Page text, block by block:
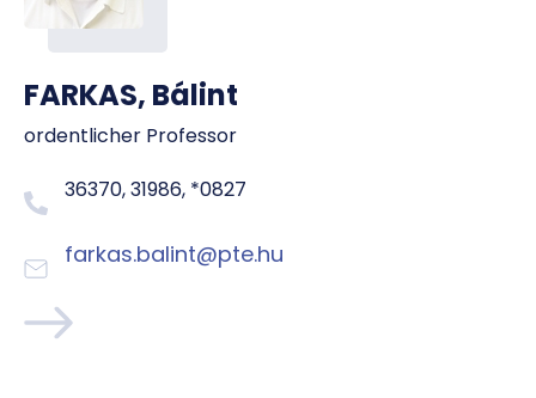
FARKAS, Bálint
ordentlicher Professor
36370, 31986, *0827
farkas.balint@pte.hu